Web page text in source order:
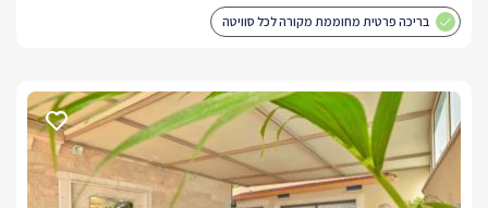
איכותי הניתן לסגירה.
כלול באירוח
בריכה פרטית מחוממת מקורה לכל סוויטה